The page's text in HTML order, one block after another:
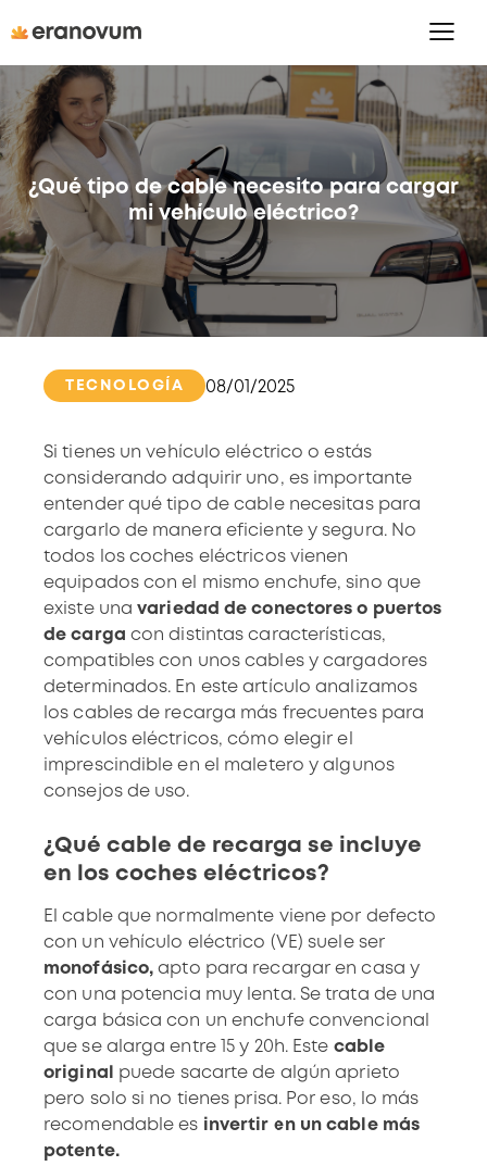
¿Qué tipo de cable necesito para cargar
mi vehículo eléctrico?
TECNOLOGÍA 08/01/2025
Si tienes un vehículo eléctrico o estás
considerando adquirir uno, es importante
entender qué tipo de cable necesitas para
cargarlo de manera eficiente y segura. No
todos los coches eléctricos vienen
equipados con el mismo enchufe, sino que
existe unavariedad de conectores o puertos
de carga con distintas características,
compatibles con unos cables y cargadores
determinados. En este artículo analizamos
los cables de recarga más frecuentes para
vehículos eléctricos, cómo elegir el
imprescindible en el maletero y algunos
consejos de uso.
¿Qué cable de recarga se incluye
en los coches eléctricos?
El cable que normalmente viene por defecto
con un vehículo eléctrico (VE) suele ser
monofásico, apto para recargar en casa y
con una potencia muy lenta. Se trata de una
carga básica con un enchufe convencional
que se alarga entre
15 y 20h. Este cable
original
puede sacarte de algún aprieto
pero solo si no tienes prisa. Por eso, lo más
recomendable es invertir en un cable más
potente.